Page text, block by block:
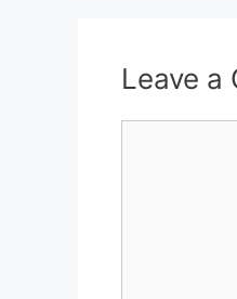
Leave a